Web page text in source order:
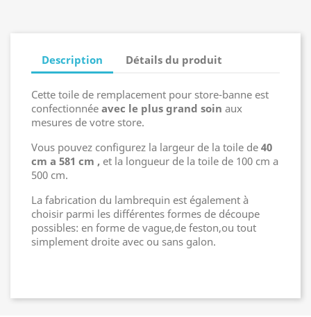
Description Détails du produit
Cette toile de remplacement pour store-banne est
confectionnée avec le plus grand soin aux
mesures de votre store.
Vous pouvez configurez la largeur de la toile de 40
cm a 581 cm , et la longueur de la toile de 100 cm a
500 cm.
La fabrication du lambrequin est également à
choisir parmi les différentes formes de découpe
possibles: en forme de vague,de feston,ou tout
simplement droite avec ou sans galon.